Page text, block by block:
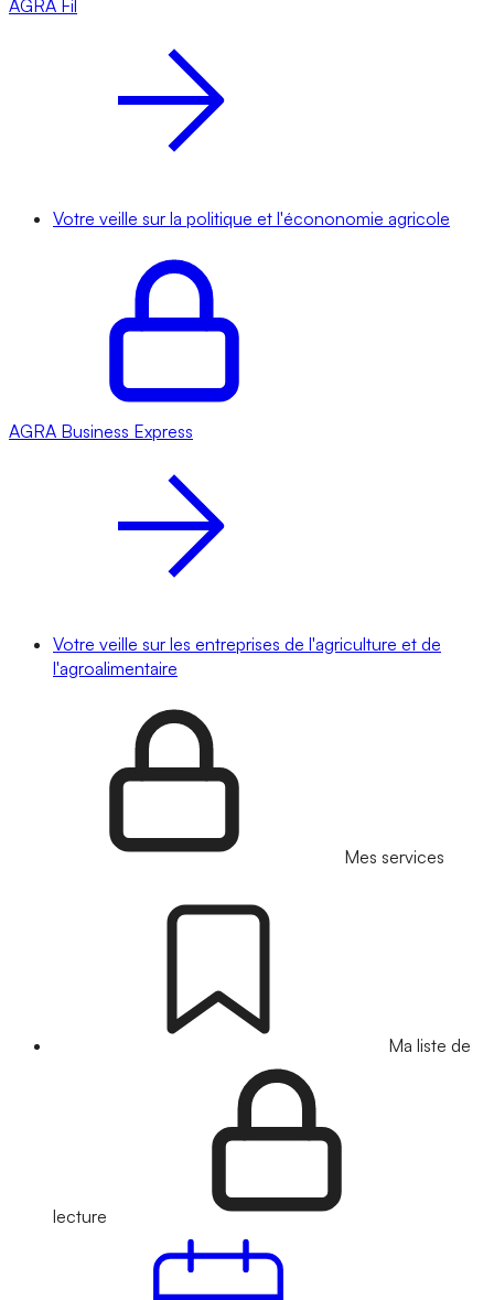
AGRA Fil
Votre veille sur la politique et l'écononomie agricole
AGRA Business Express
Votre veille sur les entreprises de l'agriculture et de
l'agroalimentaire
Mes services
Ma liste de
lecture